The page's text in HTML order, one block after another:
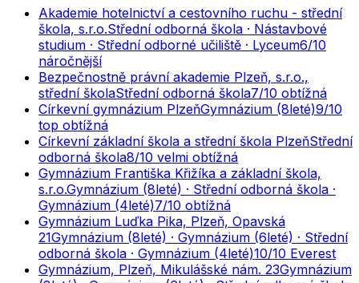
Akademie hotelnictví a cestovního ruchu - střední
škola, s.r.o.Střední odborná škola · Nástavbové
studium · Střední odborné učiliště · Lyceum6/10
náročnější
Bezpečnostně právní akademie Plzeň, s.r.o.,
střední školaStřední odborná škola7/10 obtížná
Církevní gymnázium PlzeňGymnázium (8leté)9/10
top obtížná
Církevní základní škola a střední škola PlzeňStřední
odborná škola8/10 velmi obtížná
Gymnázium Františka Křižíka a základní škola,
s.r.o.Gymnázium (8leté) · Střední odborná škola ·
Gymnázium (4leté)7/10 obtížná
Gymnázium Luďka Pika, Plzeň, Opavská
21Gymnázium (8leté) · Gymnázium (6leté) · Střední
odborná škola · Gymnázium (4leté)10/10 Everest
Gymnázium, Plzeň, Mikulášské nám. 23Gymnázium